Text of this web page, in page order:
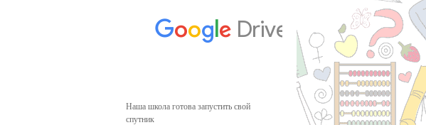
Наша школа готова запустить свой
спутник